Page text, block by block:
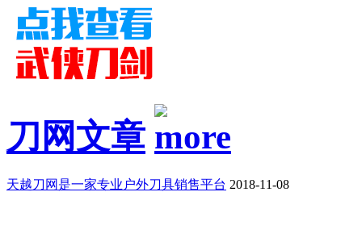
刀网文章
天越刀网是一家专业户外刀具销售平台 2018-11-08